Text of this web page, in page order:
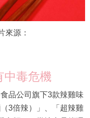
來源：
中毒危機
品公司旗下3款辣雞味
3倍辣）」、「超辣雞